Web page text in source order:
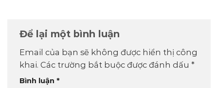
Để lại một bình luận
Email của bạn sẽ không được hiển thị công
khai. Các trường bắt buộc được đánh dấu *
Bình luận *